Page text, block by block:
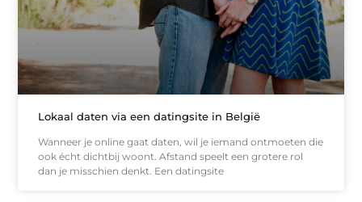
Lokaal daten via een datingsite in België
Wanneer je online gaat daten, wil je iemand ontmoeten die
ook écht dichtbij woont. Afstand speelt een grotere rol
dan je misschien denkt. Een datingsite